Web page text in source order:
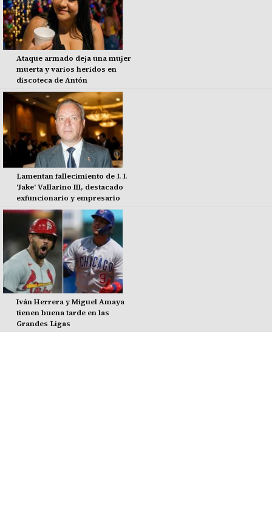
Ataque armado deja una mujer
muerta y varios heridos en
discoteca de Antón
Lamentan fallecimiento de J. J.
'Jake' Vallarino III, destacado
exfuncionario y empresario
Iván Herrera y Miguel Amaya
tienen buena tarde en las
Grandes Ligas